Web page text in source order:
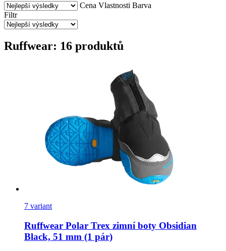
Cena Vlastnosti Barva
Filtr
Ruffwear: 16 produktů
7 variant
Ruffwear Polar Trex zimní boty Obsidian
Black, 51 mm (1 pár)